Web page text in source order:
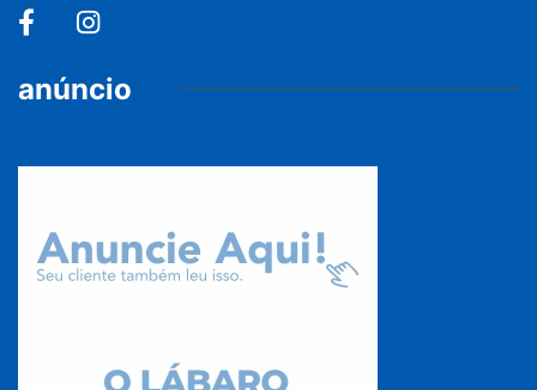
anúncio